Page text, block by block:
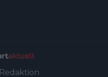
Redaktion